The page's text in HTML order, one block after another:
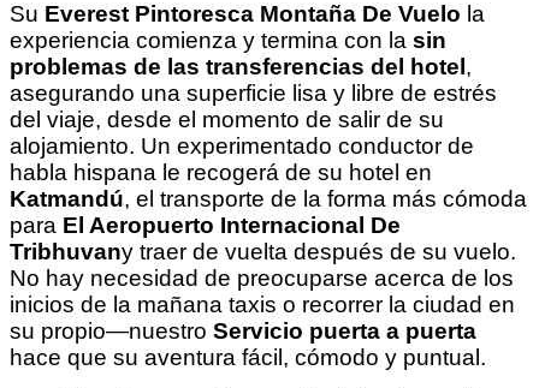
Su Everest Pintoresca Montaña De Vuelo la
experiencia comienza y termina con la sin
problemas de las transferencias del hotel ,
asegurando una superficie lisa y libre de estrés
del viaje, desde el momento de salir de su
alojamiento. Un experimentado conductor de
habla hispana le recogerá de su hotel en
Katmandú, el transporte de la forma más cómoda
para El Aeropuerto Internacional De
Tribhuvany traer de vuelta después de su vuelo.
No hay necesidad de preocuparse acerca de los
inicios de la mañana taxis o recorrer la ciudad en
su propio—nuestro Servicio puerta a puerta
hace que su aventura fácil, cómodo y puntual.